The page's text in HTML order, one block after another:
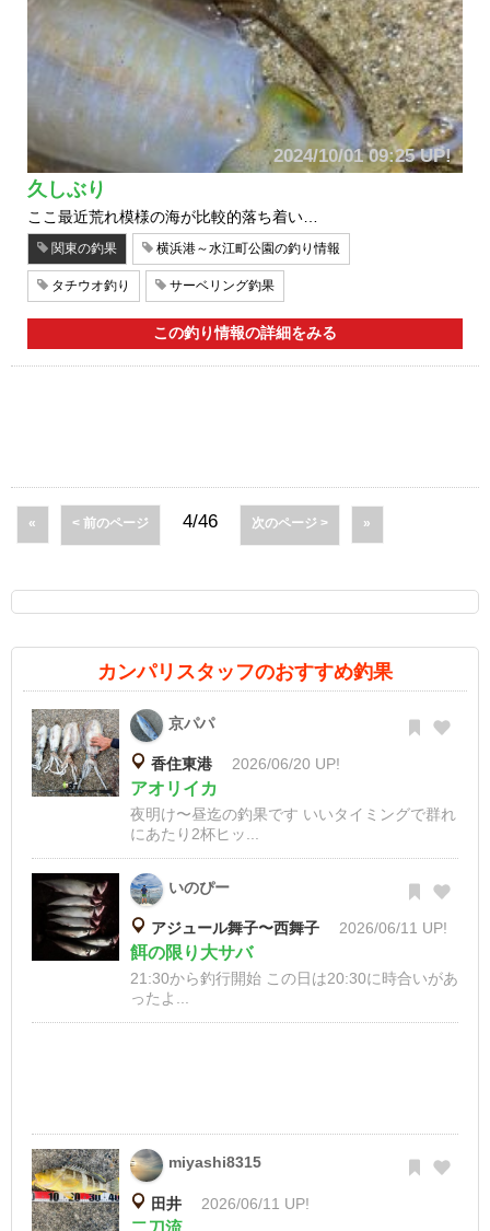
2024/10/01 09:25 UP!
久しぶり
ここ最近荒れ模様の海が比較的落ち着い…
関東の釣果 横浜港～水江町公園の釣り情報
タチウオ釣り サーベリング釣果
この釣り情報の詳細をみる
« < 前のページ 4/46 次のページ > »
カンパリスタッフのおすすめ釣果
京パパ
香住東港 2026/06/20 UP!
アオリイカ
夜明け〜昼迄の釣果です いいタイミングで群れ
にあたり2杯ヒッ...
いのぴー
アジュール舞子〜西舞子 2026/06/11 UP!
餌の限り大サバ
21:30から釣行開始 この日は20:30に時合いがあ
ったよ...
miyashi8315
田井 2026/06/11 UP!